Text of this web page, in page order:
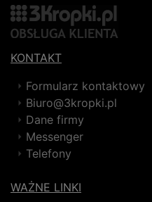
KONTAKT
Formularz kontaktowy
Biuro@3kropki.pl
Dane firmy
Messenger
Telefony
WAŻNE LINKI